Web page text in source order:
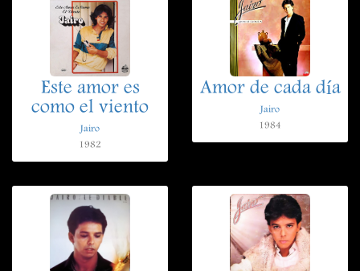
Este amor es
como el viento
Jairo
1982
Amor de cada día
Jairo
1984